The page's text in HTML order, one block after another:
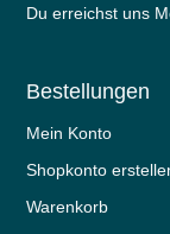
Du erreichst uns
Bestellungen
Mein Konto
Shopkonto
Warenkorb